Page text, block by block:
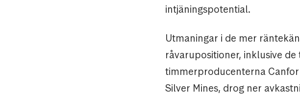
intjäningspotential.
Utmaningar i de mer
råvarupositioner, inklusive
timmerproducenterna
Silver Mines, drog ner